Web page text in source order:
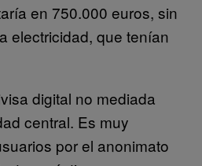
en 750.000 euros, sin
electricidad, que tenían
digital no mediada
central. Es muy
por el anonimato